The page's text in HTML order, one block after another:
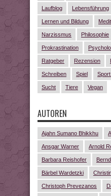
Laufblog Lebensführung
Lernen und Bildung
Narzissmus Philosophie
Prokrastination
Ratgeber Rezension
Schreiben Spiel
Sucht Tiere Vegan
AUTOREN
Ajahn Sumano Bhikkhu
Ansgar Warner Arnold
Barbara Reishofer
Bärbel Wardetzki
Christoph Prevezanos